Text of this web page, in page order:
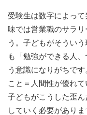
受験生は数字によっ
味では営業職のサラ
う。子どもがそうい
も「勉強ができる人
う意識になりがちで
こと＝人間性が優れ
子どもがこうした歪
していく必要がありま